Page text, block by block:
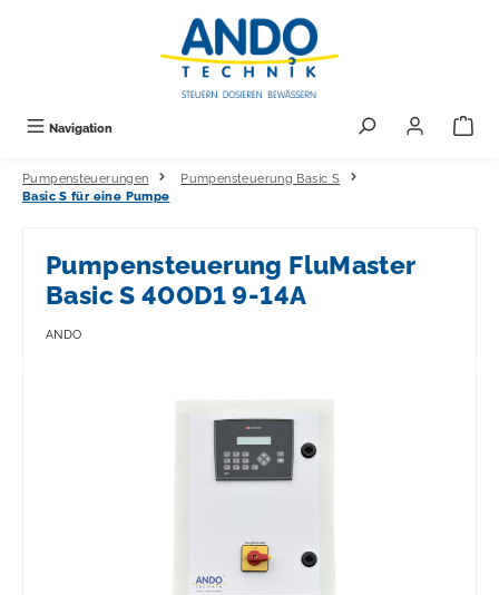
Navigation
Pumpensteuerungen
Pumpensteuerung Basic S
Basic S für eine Pumpe
Pumpensteuerung FluMaster
Basic S 400D1 9-14A
ANDO